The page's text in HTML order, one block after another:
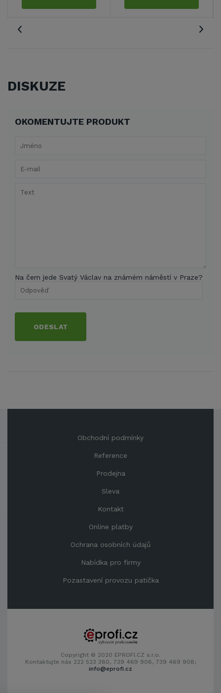
DISKUZE
OKOMENTUJTE PRODUKT
Na čem jede Svatý Václav na známém náměstí v Praze?
ODESLAT
Obchodní podmínky
Reference
Prodejna
Sleva
Kontakt
Online platby
Ochrana osobních údajů
Nabídka pro firmy
Pozastavení provozu patička
Copyright © 2020 EPROFI.CZ s.r.o.
Kontaktujte nás 222 523 380, 739 469 906, 739 469 908;
info@eprofi.cz